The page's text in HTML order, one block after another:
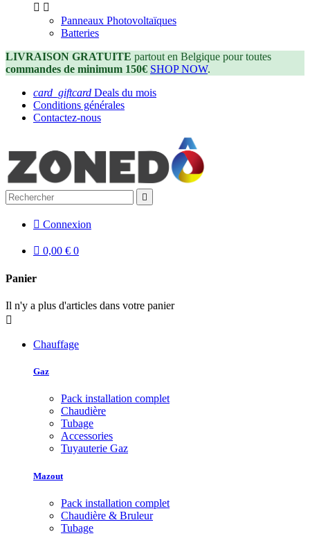
 
Panneaux Photovoltaïques
Batteries
LIVRAISON GRATUITE partout en Belgique pour toutes
commandes de minimum 150€ SHOP NOW.
card_giftcard Deals du mois
Conditions générales
Contactez-nous

 Connexion
 0,00 € 0
Panier
Il n'y a plus d'articles dans votre panier

Chauffage
Gaz
Pack installation complet
Chaudière
Tubage
Accessories
Tuyauterie Gaz
Mazout
Pack installation complet
Chaudière & Bruleur
Tubage